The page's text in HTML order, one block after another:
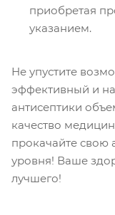
приобретая
указанием.
Не упустите
эффективный и
антисептики
качество
прокачайте свою
уровня! Ваше
лучшего!